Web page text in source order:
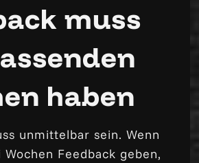
muss
haben
unmittelbar sein. Wenn
Feedback geben,